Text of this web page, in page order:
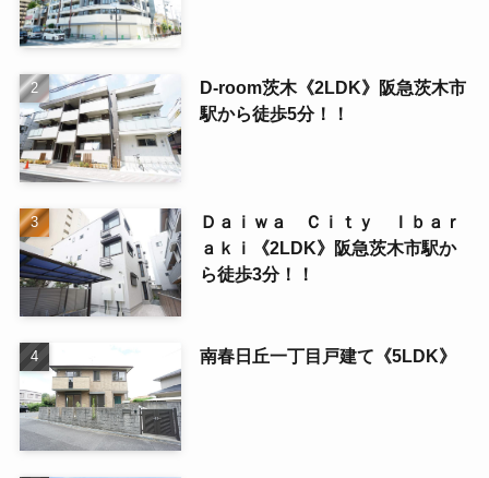
D-room茨木《2LDK》阪急茨木市
駅から徒歩5分！！
Ｄａｉｗａ Ｃｉｔｙ Ｉｂａｒ
ａｋｉ《2LDK》阪急茨木市駅か
ら徒歩3分！！
南春日丘一丁目戸建て《5LDK》